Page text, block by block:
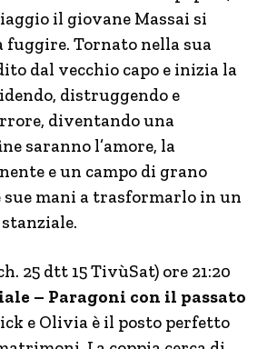
il giovane Massai si
fuggire. Tornato nella sua
dal vecchio capo e inizia la
distruggendo e
diventando una
saranno l’amore, la
e un campo di grano
sue mani a trasformarlo in un
25 dtt 15 TivùSat) ore 21:20
– Paragoni con il passato
e Olivia è il posto perfetto